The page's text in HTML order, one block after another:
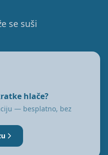
se suši
hlače?
— besplatno, bez